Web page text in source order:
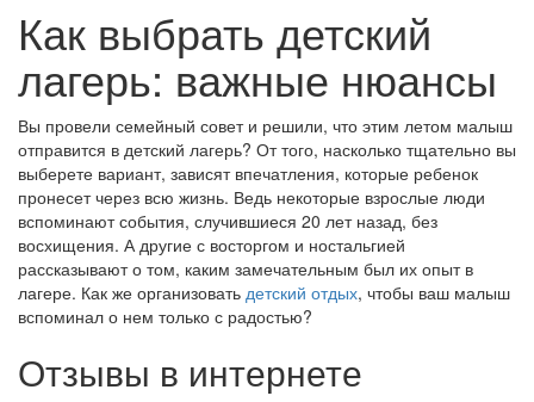
Как выбрать детский
лагерь: важные нюансы
Вы провели семейный совет и решили, что этим летом малыш
отправится в детский лагерь? От того, насколько тщательно вы
выберете вариант, зависят впечатления, которые ребенок
пронесет через всю жизнь. Ведь некоторые взрослые люди
вспоминают события, случившиеся 20 лет назад, без
восхищения. А другие с восторгом и ностальгией
рассказывают о том, каким замечательным был их опыт в
лагере. Как же организовать детский отдых, чтобы ваш малыш
вспоминал о нем только с радостью?
Отзывы в интернете